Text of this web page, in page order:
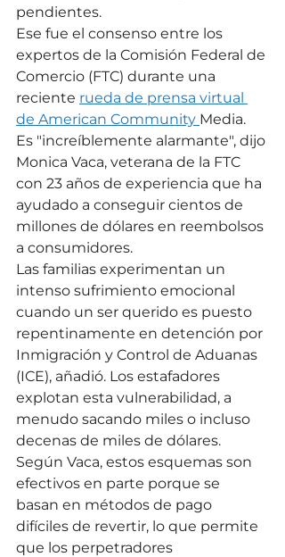
pendientes.
Ese fue el consenso entre los
expertos de la Comisión Federal de
Comercio (FTC) durante una
reciente rueda de prensa virtual
de American Community Media.
Es "increíblemente alarmante", dijo
Monica Vaca, veterana de la FTC
con 23 años de experiencia que ha
ayudado a conseguir cientos de
millones de dólares en reembolsos
a consumidores.
Las familias experimentan un
intenso sufrimiento emocional
cuando un ser querido es puesto
repentinamente en detención por
Inmigración y Control de Aduanas
(ICE), añadió. Los estafadores
explotan esta vulnerabilidad, a
menudo sacando miles o incluso
decenas de miles de dólares.
Según Vaca, estos esquemas son
efectivos en parte porque se
basan en métodos de pago
difíciles de revertir, lo que permite
que los perpetradores